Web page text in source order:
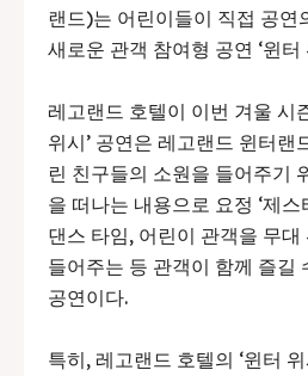
랜드)는 어린이들이 직접 공연
새로운 관객 참여형 공연 ‘윈터
레고랜드 호텔이 이번 겨울 시
위시’ 공연은 레고랜드 윈터랜
린 친구들의 소원을 들어주기
을 떠나는 내용으로 요정 ‘제
댄스 타임, 어린이 관객을 무
들어주는 등 관객이 함께 즐길
공연이다.
특히, 레고랜드 호텔의 ‘윈터